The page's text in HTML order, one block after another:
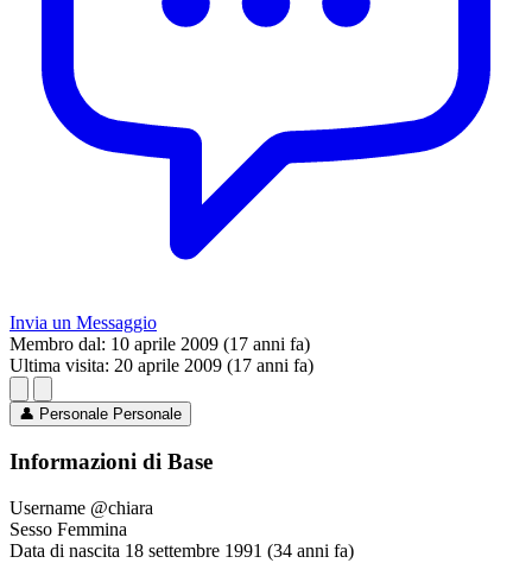
Invia un Messaggio
Membro dal: 10 aprile 2009 (17 anni fa)
Ultima visita: 20 aprile 2009 (17 anni fa)
👤 Personale Personale
Informazioni di Base
Username @chiara
Sesso Femmina
Data di nascita 18 settembre 1991 (34 anni fa)